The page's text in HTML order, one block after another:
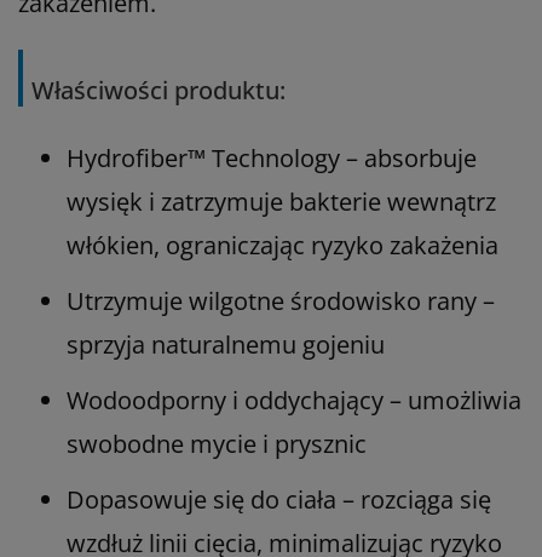
Właściwości produktu:
Hydrofiber™ Technology – absorbuje
wysięk i zatrzymuje bakterie wewnątrz
włókien, ograniczając ryzyko zakażenia
Utrzymuje wilgotne środowisko rany –
sprzyja naturalnemu gojeniu
Wodoodporny i oddychający – umożliwia
swobodne mycie i prysznic
Dopasowuje się do ciała – rozciąga się
wzdłuż linii cięcia, minimalizując ryzyko